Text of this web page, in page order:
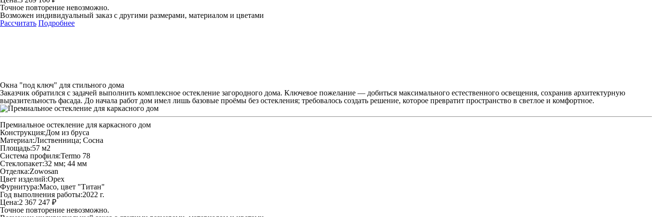
Точное повторение невозможно.
Возможен индивидуальный заказ с другими размерами, материалом и цветами
Рассчитать Подробнее
Окна "под ключ" для стильного дома
Заказчик обратился с задачей выполнить комплексное остекление загородного дома. Ключевое пожелание — добиться максимального естественного освещения, сохранив архитектурную
выразительность фасада. До начала работ дом имел лишь базовые проёмы без остекления; требовалось создать решение, которое превратит пространство в светлое и комфортное.
Премиальное остекление для каркасного дом
Конструкция:Дом из бруса
Материал:Лиственница; Сосна
Площадь:57 м2
Система профиля:Termo 78
Стеклопакет:32 мм; 44 мм
Отделка:Zowosan
Цвет изделий:Орех
Фурнитура:Maco, цвет "Титан"
Год выполнения работы:2022 г.
Цена:2 367 247 ₽
Точное повторение невозможно.